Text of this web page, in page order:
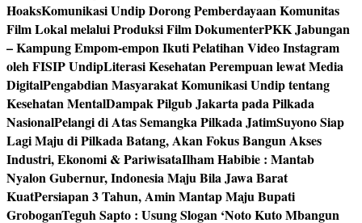
HoaksKomunikasi Undip Dorong Pemberdayaan Komunitas
Film Lokal melalui Produksi Film DokumenterPKK Jabungan
– Kampung Empom-empon Ikuti Pelatihan Video Instagram
oleh FISIP UndipLiterasi Kesehatan Perempuan lewat Media
DigitalPengabdian Masyarakat Komunikasi Undip tentang
Kesehatan MentalDampak Pilgub Jakarta pada Pilkada
NasionalPelangi di Atas Semangka Pilkada JatimSuyono Siap
Lagi Maju di Pilkada Batang, Akan Fokus Bangun Akses
Industri, Ekonomi & PariwisataIlham Habibie : Mantab
Nyalon Gubernur, Indonesia Maju Bila Jawa Barat
KuatPersiapan 3 Tahun, Amin Mantap Maju Bupati
GroboganTeguh Sapto : Usung Slogan ‘Noto Kuto Mbangun